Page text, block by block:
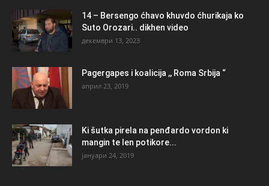
14 – Bersengo ćhavo khuvdo ćhurikaja ko
Suto Orozari.. dikhen video
декември 13, 2023
Pagergapes i koalicija ,, Roma Srbija “
април 23, 2019
Ki šutka pirela na penđardo vordon ki
mangin te len potikore...
јануари 24, 2019